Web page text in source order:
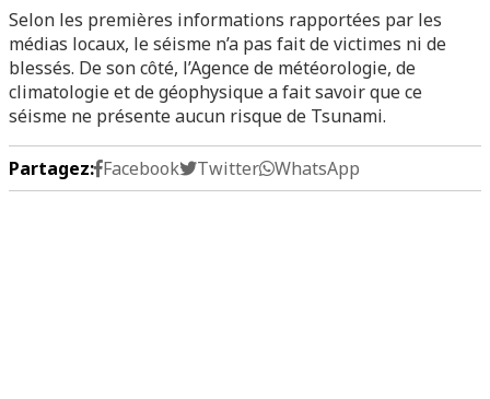
Selon les premières informations rapportées par les
médias locaux, le séisme n’a pas fait de victimes ni de
blessés. De son côté, l’Agence de météorologie, de
climatologie et de géophysique a fait savoir que ce
séisme ne présente aucun risque de Tsunami.
Partagez: Facebook Twitter WhatsApp